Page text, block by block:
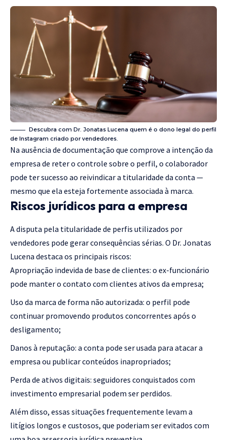
Descubra com Dr. Jonatas Lucena quem é o dono legal do perfil
de Instagram criado por vendedores.
Na ausência de documentação que comprove a intenção da
empresa de reter o controle sobre o perfil, o colaborador
pode ter sucesso ao reivindicar a titularidade da conta —
mesmo que ela esteja fortemente associada à marca.
Riscos jurídicos para a empresa
A disputa pela titularidade de perfis utilizados por
vendedores pode gerar consequências sérias. O Dr. Jonatas
Lucena destaca os principais riscos:
Apropriação indevida de base de clientes: o ex-funcionário
pode manter o contato com clientes ativos da empresa;
Uso da marca de forma não autorizada: o perfil pode
continuar promovendo produtos concorrentes após o
desligamento;
Danos à reputação: a conta pode ser usada para atacar a
empresa ou publicar conteúdos inapropriados;
Perda de ativos digitais: seguidores conquistados com
investimento empresarial podem ser perdidos.
Além disso, essas situações frequentemente levam a
litígios longos e custosos, que poderiam ser evitados com